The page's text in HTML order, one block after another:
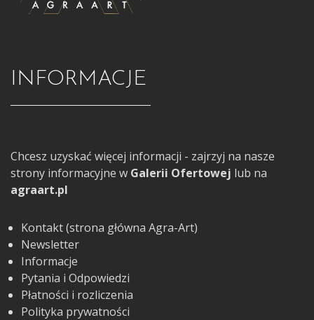
INFORMACJE
Chcesz uzyskać więcej informacji - zajrzyj na nasze
strony informacyjne w Galerii Ofertowej lub na
agraart.pl
Kontakt (strona główna Agra-Art)
Newsletter
Informacje
Pytania i Odpowiedzi
Płatności i rozliczenia
Polityka prywatności